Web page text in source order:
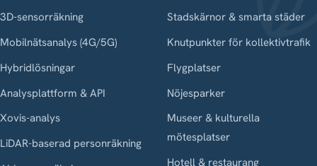
3D-sensorräkning
Mobilnätsanalys (4G/5G)
Hybridlösningar
Analysplattform & API
Xovis-analys
LiDAR-baserad personräkning
Stadskärnor & smarta städer
Knutpunkter för kollektivtrafik
Flygplatser
Nöjesparker
Museer & kulturella
mötesplatser
Hotell & restaurang